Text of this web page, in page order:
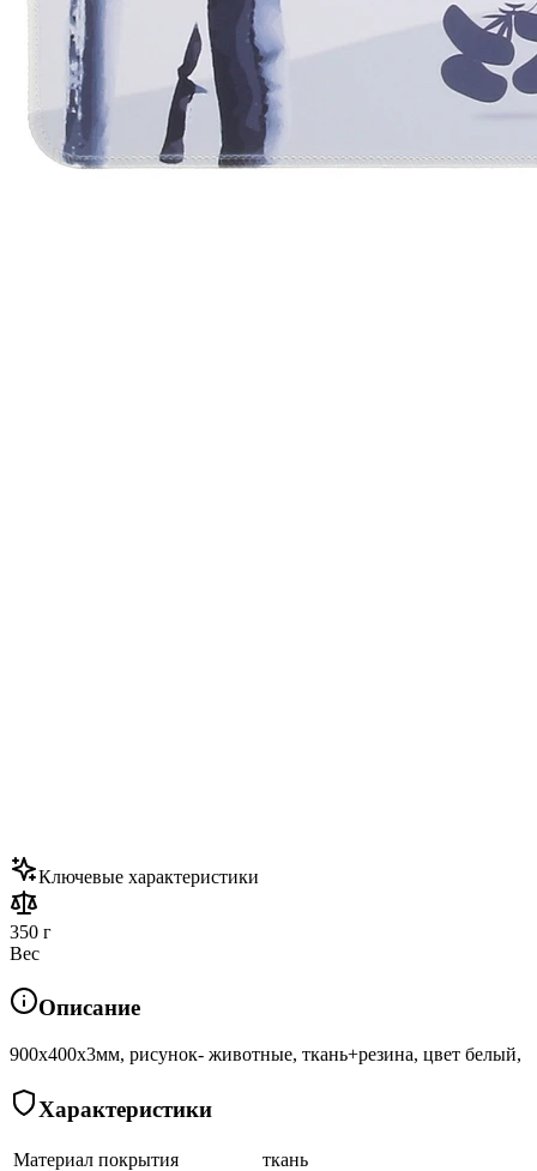
Ключевые характеристики
350 г
Вес
Описание
900х400х3мм, рисунок- животные, ткань+резина, цвет белый,
Характеристики
Материал покрытия
ткань